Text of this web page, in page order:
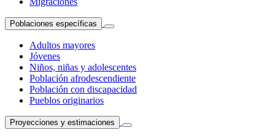
Poblaciones específicas
Adultos mayores
Jóvenes
Niños, niñas y adolescentes
Población afrodescendiente
Población con discapacidad
Pueblos originarios
Proyecciones y estimaciones